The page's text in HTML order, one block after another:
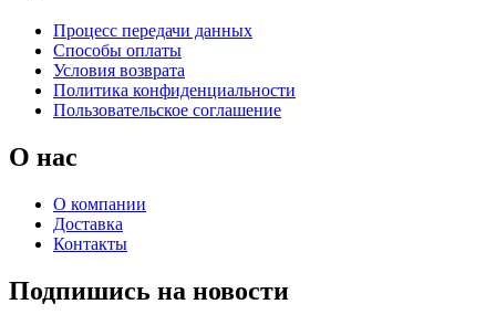
Процесс передачи данных
Способы оплаты
Условия возврата
Политика конфиденциальности
Пользовательское соглашение
О нас
О компании
Доставка
Контакты
Подпишись на новости